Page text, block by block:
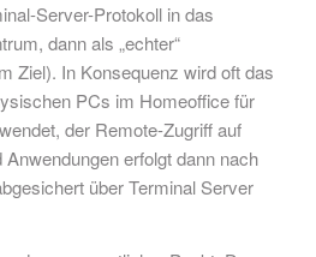
Server-Protokoll in das
dann als „echter“
Ziel). In Konsequenz wird oft das
PCs im Homeoffice für
der Remote-Zugriff auf
Anwendungen erfolgt dann nach
über Terminal Server